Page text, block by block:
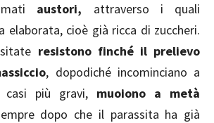
austori, attraverso i quali
elaborata, cioè già ricca di zuccheri.
resistono finché il prelievo
, dopodiché incominciano a
casi più gravi, muoiono a metà
dopo che il parassita ha già